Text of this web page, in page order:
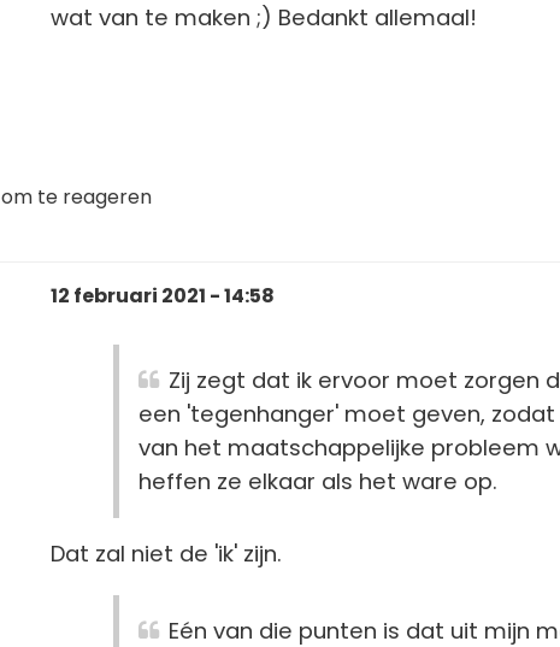
wat van te maken ;) Bedankt allemaal!
om te reageren
12 februari 2021 - 14:58
Zij zegt dat ik ervoor moet zorgen
een 'tegenhanger' moet geven,
van het maatschappelijke probleem
heffen ze elkaar als het ware op.
Dat zal niet de 'ik' zijn.
Eén van die punten is dat uit mijn